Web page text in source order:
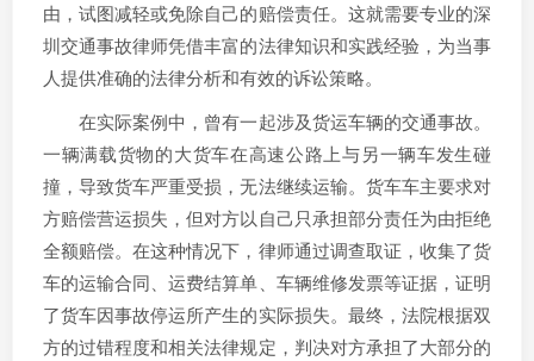
由，试图减轻或免除自己的赔偿责任。这就需要专业的深
圳交通事故律师凭借丰富的法律知识和实践经验，为当事
人提供准确的法律分析和有效的诉讼策略。
在实际案例中，曾有一起涉及货运车辆的交通事故。
一辆满载货物的大货车在高速公路上与另一辆车发生碰
撞，导致货车严重受损，无法继续运输。货车车主要求对
方赔偿营运损失，但对方以自己只承担部分责任为由拒绝
全额赔偿。在这种情况下，律师通过调查取证，收集了货
车的运输合同、运费结算单、车辆维修发票等证据，证明
了货车因事故停运所产生的实际损失。最终，法院根据双
方的过错程度和相关法律规定，判决对方承担了大部分的